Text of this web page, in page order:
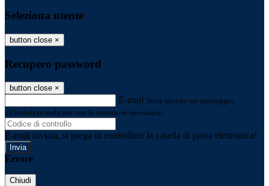
Seleziona utente
button close ×
Recupero password
button close ×
E-mail Verrà inviato un messaggio
all'indirizzo indicato con le istruzioni necessarie.
E-mail inviata, si prega di controllare la casella di posta elettronica!
Errore
Chiudi